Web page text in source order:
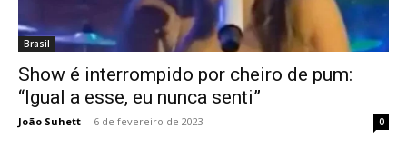
Brasil
Show é interrompido por cheiro de pum:
“Igual a esse, eu nunca senti”
João Suhett - 6 de fevereiro de 2023 0